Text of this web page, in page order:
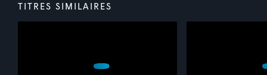
TITRES SIMILAIRES